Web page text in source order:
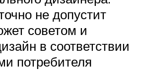
не допустит
советом и
в соответствии
потребителя